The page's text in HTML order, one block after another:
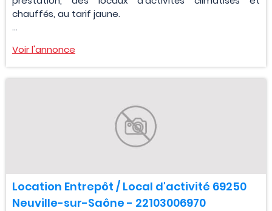
chauffés, au tarif jaune.
...
Voir l'annonce
Location Entrepôt / Local d'activité 69250
Neuville-sur-Saône - 22103006970